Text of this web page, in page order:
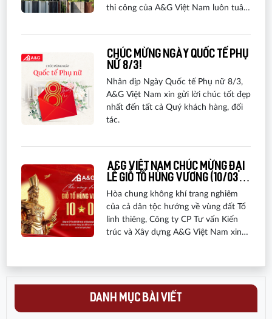
thi công của A&G Việt Nam luôn tuân
ngặt, từ gia công cốt thép, lắp đặt cốp
pha đến đổ bê tông, đảm bảo độ
chính xác và an toàn tuyệt đối.
CHÚC MỪNG NGÀY QUỐC TẾ PHỤ
NỮ 8/3!
Nhân dịp Ngày Quốc tế Phụ nữ 8/3,
A&G Việt Nam xin gửi lời chúc tốt đẹp
nhất đến tất cả Quý khách hàng, đối
tác.
A&G VIỆT NAM CHÚC MỪNG ĐẠI
LỄ GIỖ TỔ HÙNG VƯƠNG (10/03
ÂM LỊCH)
Hòa chung không khí trang nghiêm
của cả dân tộc hướng về vùng đất Tổ
linh thiêng, Công ty CP Tư vấn Kiến
trúc và Xây dựng A&G Việt Nam xin
DANH MỤC BÀI VIẾT